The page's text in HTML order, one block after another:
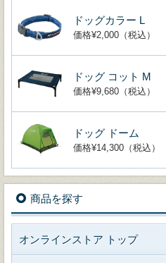
ドッグカラー L
価格¥2,000（税込）
ドッグ コット M
価格¥9,680（税込）
ドッグ ドーム
価格¥14,300（税込）
商品を探す
オンラインストア トップ